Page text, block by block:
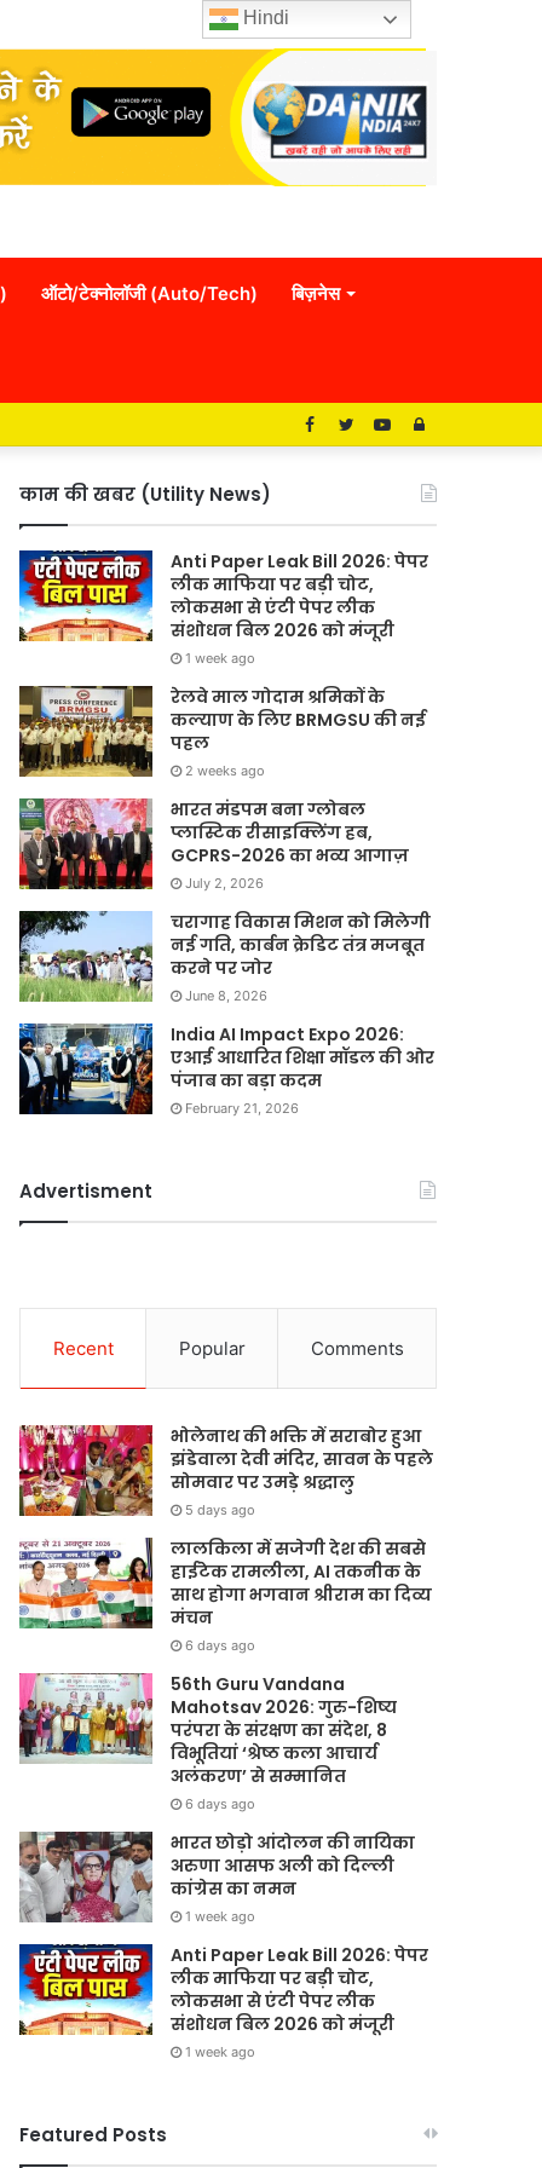
ऑटो/टेक्नोलॉजी (Auto/Tech) बिज़नेस
Log
YouTube
Twitter
Facebook
काम की खबर (Utility News)
Anti Paper Leak Bill 2026: पेपर
लीक माफिया पर बड़ी चोट,
लोकसभा से एंटी पेपर लीक
संशोधन बिल 2026 को मंजूरी
1 week ago
रेलवे माल गोदाम श्रमिकों के
कल्याण के लिए BRMGSU की नई
पहल
2 weeks ago
भारत मंडपम बना ग्लोबल
प्लास्टिक रीसाइक्लिंग हब,
GCPRS-2026 का भव्य आगाज़
July 2, 2026
चरागाह विकास मिशन को मिलेगी
नई गति, कार्बन क्रेडिट तंत्र मजबूत
करने पर जोर
June 8, 2026
India AI Impact Expo 2026:
एआई आधारित शिक्षा मॉडल की ओर
पंजाब का बड़ा कदम
February 21, 2026
Advertisment
Recent Popular Comments
भोलेनाथ की भक्ति में सराबोर हुआ
झंडेवाला देवी मंदिर, सावन के पहले
सोमवार पर उमड़े श्रद्धालु
5 days ago
लालकिला में सजेगी देश की सबसे
हाईटेक रामलीला, AI तकनीक के
साथ होगा भगवान श्रीराम का दिव्य
मंचन
6 days ago
56th Guru Vandana
Mahotsav 2026: गुरु-शिष्य
परंपरा के संरक्षण का संदेश, 8
विभूतियां ‘श्रेष्ठ कला आचार्य
अलंकरण’ से सम्मानित
6 days ago
भारत छोड़ो आंदोलन की नायिका
अरुणा आसफ अली को दिल्ली
कांग्रेस का नमन
1 week ago
Anti Paper Leak Bill 2026: पेपर
लीक माफिया पर बड़ी चोट,
लोकसभा से एंटी पेपर लीक
संशोधन बिल 2026 को मंजूरी
1 week ago
Featured Posts
Hindi